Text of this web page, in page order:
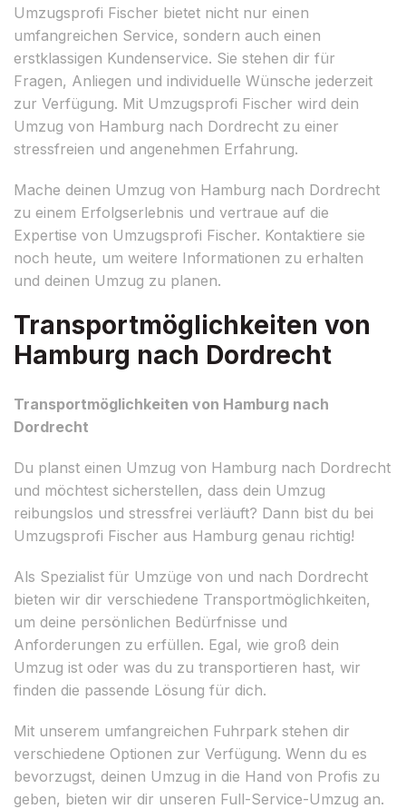
Umzugsprofi Fischer bietet nicht nur einen
umfangreichen Service, sondern auch einen
erstklassigen Kundenservice. Sie stehen dir für
Fragen, Anliegen und individuelle Wünsche jederzeit
zur Verfügung. Mit Umzugsprofi Fischer wird dein
Umzug von Hamburg nach Dordrecht zu einer
stressfreien und angenehmen Erfahrung.
Mache deinen Umzug von Hamburg nach Dordrecht
zu einem Erfolgserlebnis und vertraue auf die
Expertise von Umzugsprofi Fischer. Kontaktiere sie
noch heute, um weitere Informationen zu erhalten
und deinen Umzug zu planen.
Transportmöglichkeiten von
Hamburg nach Dordrecht
Transportmöglichkeiten von Hamburg nach
Dordrecht
Du planst einen Umzug von Hamburg nach Dordrecht
und möchtest sicherstellen, dass dein Umzug
reibungslos und stressfrei verläuft? Dann bist du bei
Umzugsprofi Fischer aus Hamburg genau richtig!
Als Spezialist für Umzüge von und nach Dordrecht
bieten wir dir verschiedene Transportmöglichkeiten,
um deine persönlichen Bedürfnisse und
Anforderungen zu erfüllen. Egal, wie groß dein
Umzug ist oder was du zu transportieren hast, wir
finden die passende Lösung für dich.
Mit unserem umfangreichen Fuhrpark stehen dir
verschiedene Optionen zur Verfügung. Wenn du es
bevorzugst, deinen Umzug in die Hand von Profis zu
geben, bieten wir dir unseren Full-Service-Umzug an.